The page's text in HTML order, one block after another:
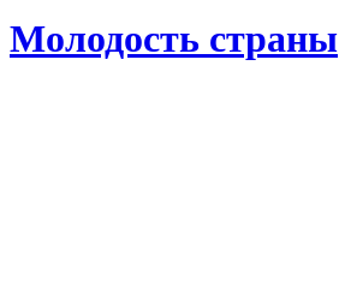
Молодость страны